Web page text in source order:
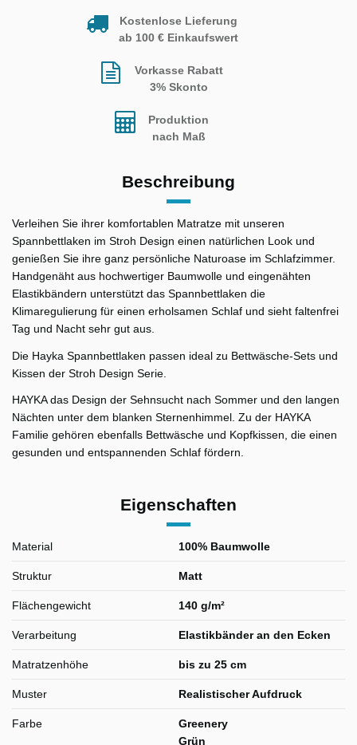
Kostenlose Lieferung
ab 100 € Einkaufswert
Vorkasse Rabatt
3% Skonto
Produktion
nach Maß
Beschreibung
Verleihen Sie ihrer komfortablen Matratze mit unseren
Spannbettlaken im Stroh Design einen natürlichen Look und
genießen Sie ihre ganz persönliche Naturoase im Schlafzimmer.
Handgenäht aus hochwertiger Baumwolle und eingenähten
Elastikbändern unterstützt das Spannbettlaken die
Klimaregulierung für einen erholsamen Schlaf und sieht faltenfrei
Tag und Nacht sehr gut aus.
Die Hayka Spannbettlaken passen ideal zu Bettwäsche-Sets und
Kissen der Stroh Design Serie.
HAYKA das Design der Sehnsucht nach Sommer und den langen
Nächten unter dem blanken Sternenhimmel. Zu der HAYKA
Familie gehören ebenfalls Bettwäsche und Kopfkissen, die einen
gesunden und entspannenden Schlaf fördern.
Eigenschaften
Material 100% Baumwolle
Struktur Matt
Flächengewicht 140 g/m²
Verarbeitung Elastikbänder an den Ecken
Matratzenhöhe bis zu 25 cm
Muster Realistischer Aufdruck
Farbe
Greenery
Grün